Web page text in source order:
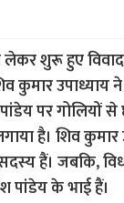
शुरू हुए विवाद
कुमार
पर गोलियों
है। शिव कुमार
हैं। जबकि,
पांडेय के भाई हैं।